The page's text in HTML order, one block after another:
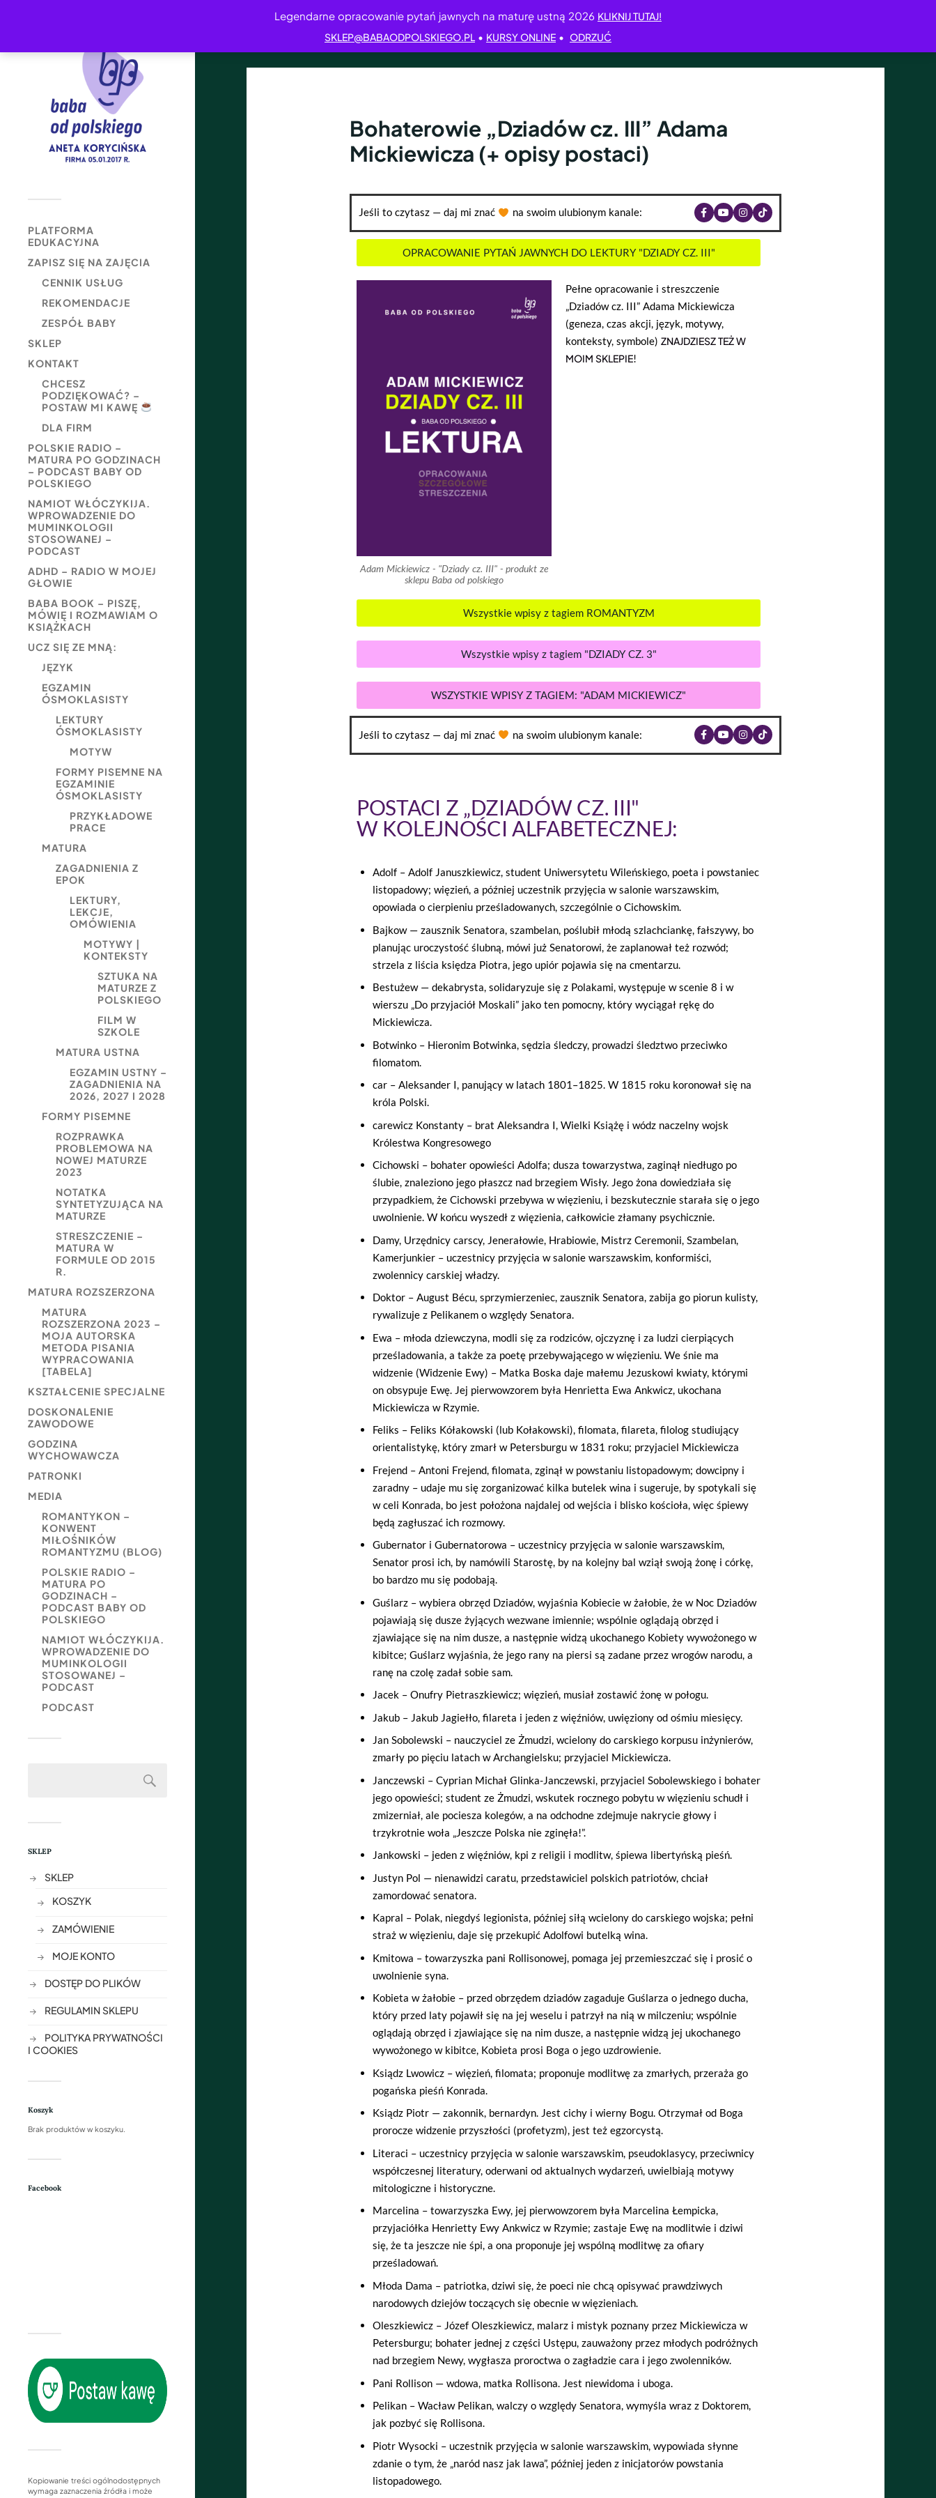
Legendarne opracowanie pytań jawnych na maturę ustną 2026 KLIKNIJ TUTAJ!
SKLEP@BABAODPOLSKIEGO.PL • KURSY ONLINE • ODRZUĆ
PLATFORMA
EDUKACYJNA
ZAPISZ SIĘ NA ZAJĘCIA
CENNIK USŁUG
REKOMENDACJE
ZESPÓŁ BABY
SKLEP
KONTAKT
CHCESZ
PODZIĘKOWAĆ? –
POSTAW MI KAWĘ
DLA FIRM
POLSKIE RADIO –
MATURA PO GODZINACH
– PODCAST BABY OD
POLSKIEGO
NAMIOT WŁÓCZYKIJA.
WPROWADZENIE DO
MUMINKOLOGII
STOSOWANEJ –
PODCAST
ADHD – RADIO W MOJEJ
GŁOWIE
BABA BOOK – PISZĘ,
MÓWIĘ I ROZMAWIAM O
KSIĄŻKACH
UCZ SIĘ ZE MNĄ:
JĘZYK
EGZAMIN
ÓSMOKLASISTY
LEKTURY
ÓSMOKLASISTY
MOTYW
FORMY PISEMNE NA
EGZAMINIE
ÓSMOKLASISTY
PRZYKŁADOWE
PRACE
MATURA
ZAGADNIENIA Z
EPOK
LEKTURY,
LEKCJE,
OMÓWIENIA
MOTYWY |
KONTEKSTY
SZTUKA NA
MATURZE Z
POLSKIEGO
FILM W
SZKOLE
MATURA USTNA
EGZAMIN USTNY –
ZAGADNIENIA NA
2026, 2027 I 2028
FORMY PISEMNE
ROZPRAWKA
PROBLEMOWA NA
NOWEJ MATURZE
2023
NOTATKA
SYNTETYZUJĄCA NA
MATURZE
STRESZCZENIE –
MATURA W
FORMULE OD 2015
R.
MATURA ROZSZERZONA
MATURA
ROZSZERZONA 2023 –
MOJA AUTORSKA
METODA PISANIA
WYPRACOWANIA
[TABELA]
KSZTAŁCENIE SPECJALNE
DOSKONALENIE
ZAWODOWE
GODZINA
WYCHOWAWCZA
PATRONKI
MEDIA
ROMANTYKON –
KONWENT
MIŁOŚNIKÓW
ROMANTYZMU (BLOG)
POLSKIE RADIO –
MATURA PO
GODZINACH –
PODCAST BABY OD
POLSKIEGO
NAMIOT WŁÓCZYKIJA.
WPROWADZENIE DO
MUMINKOLOGII
STOSOWANEJ –
PODCAST
PODCAST
SKLEP
SKLEP
KOSZYK
ZAMÓWIENIE
MOJE KONTO
DOSTĘP DO PLIKÓW
REGULAMIN SKLEPU
POLITYKA PRYWATNOŚCI
I COOKIES
Koszyk
Brak produktów w koszyku.
Facebook
Kopiowanie treści ogólnodostępnych
wymaga zaznaczenia źródła i może
Bohaterowie „Dziadów cz. III” Adama
Mickiewicza (+ opisy postaci)
Jeśli to czytasz — daj mi znać na swoim ulubionym kanale:
OPRACOWANIE PYTAŃ JAWNYCH DO LEKTURY "DZIADY CZ. III"
Adam Mickiewicz - "Dziady cz. III" - produkt ze
sklepu Baba od polskiego
Pełne opracowanie i streszczenie
„Dziadów cz. III” Adama Mickiewicza
(geneza, czas akcji, język, motywy,
konteksty, symbole) ZNAJDZIESZ TEŻ W
MOIM SKLEPIE!
Wszystkie wpisy z tagiem ROMANTYZM
Wszystkie wpisy z tagiem "DZIADY CZ. 3"
WSZYSTKIE WPISY Z TAGIEM: "ADAM MICKIEWICZ"
Jeśli to czytasz — daj mi znać na swoim ulubionym kanale:
POSTACI Z „DZIADÓW CZ. III"
W KOLEJNOŚCI ALFABETECZNEJ:
Adolf – Adolf Januszkiewicz, student Uniwersytetu Wileńskiego, poeta i powstaniec
listopadowy; więzień, a później uczestnik przyjęcia w salonie warszawskim,
opowiada o cierpieniu prześladowanych, szczególnie o Cichowskim.
Bajkow — zausznik Senatora, szambelan, poślubił młodą szlachciankę, fałszywy, bo
planując uroczystość ślubną, mówi już Senatorowi, że zaplanował też rozwód;
strzela z liścia księdza Piotra, jego upiór pojawia się na cmentarzu.
Bestużew — dekabrysta, solidaryzuje się z Polakami, występuje w scenie 8 i w
wierszu „Do przyjaciół Moskali” jako ten pomocny, który wyciągał rękę do
Mickiewicza.
Botwinko – Hieronim Botwinka, sędzia śledczy, prowadzi śledztwo przeciwko
filomatom.
car – Aleksander I, panujący w latach 1801–1825. W 1815 roku koronował się na
króla Polski.
carewicz Konstanty – brat Aleksandra I, Wielki Książę i wódz naczelny wojsk
Królestwa Kongresowego
Cichowski – bohater opowieści Adolfa; dusza towarzystwa, zaginął niedługo po
ślubie, znaleziono jego płaszcz nad brzegiem Wisły. Jego żona dowiedziała się
przypadkiem, że Cichowski przebywa w więzieniu, i bezskutecznie starała się o jego
uwolnienie. W końcu wyszedł z więzienia, całkowicie złamany psychicznie.
Damy, Urzędnicy carscy, Jenerałowie, Hrabiowie, Mistrz Ceremonii, Szambelan,
Kamerjunkier – uczestnicy przyjęcia w salonie warszawskim, konformiści,
zwolennicy carskiej władzy.
Doktor – August Bécu, sprzymierzeniec, zausznik Senatora, zabija go piorun kulisty,
rywalizuje z Pelikanem o względy Senatora.
Ewa – młoda dziewczyna, modli się za rodziców, ojczyznę i za ludzi cierpiących
prześladowania, a także za poetę przebywającego w więzieniu. We śnie ma
widzenie (Widzenie Ewy) – Matka Boska daje małemu Jezuskowi kwiaty, którymi
on obsypuje Ewę. Jej pierwowzorem była Henrietta Ewa Ankwicz, ukochana
Mickiewicza w Rzymie.
Feliks – Feliks Kółakowski (lub Kołakowski), filomata, filareta, filolog studiujący
orientalistykę, który zmarł w Petersburgu w 1831 roku; przyjaciel Mickiewicza
Frejend – Antoni Frejend, filomata, zginął w powstaniu listopadowym; dowcipny i
zaradny – udaje mu się zorganizować kilka butelek wina i sugeruje, by spotykali się
w celi Konrada, bo jest położona najdalej od wejścia i blisko kościoła, więc śpiewy
będą zagłuszać ich rozmowy.
Gubernator i Gubernatorowa – uczestnicy przyjęcia w salonie warszawskim,
Senator prosi ich, by namówili Starostę, by na kolejny bal wziął swoją żonę i córkę,
bo bardzo mu się podobają.
Guślarz – wybiera obrzęd Dziadów, wyjaśnia Kobiecie w żałobie, że w Noc Dziadów
pojawiają się dusze żyjących wezwane imiennie; wspólnie oglądają obrzęd i
zjawiające się na nim dusze, a następnie widzą ukochanego Kobiety wywożonego w
kibitce; Guślarz wyjaśnia, że jego rany na piersi są zadane przez wrogów narodu, a
ranę na czolę zadał sobie sam.
Jacek – Onufry Pietraszkiewicz; więzień, musiał zostawić żonę w połogu.
Jakub – Jakub Jagiełło, filareta i jeden z więźniów, uwięziony od ośmiu miesięcy.
Jan Sobolewski – nauczyciel ze Żmudzi, wcielony do carskiego korpusu inżynierów,
zmarły po pięciu latach w Archangielsku; przyjaciel Mickiewicza.
Janczewski – Cyprian Michał Glinka-Janczewski, przyjaciel Sobolewskiego i bohater
jego opowieści; student ze Żmudzi, wskutek rocznego pobytu w więzieniu schudł i
zmizerniał, ale pociesza kolegów, a na odchodne zdejmuje nakrycie głowy i
trzykrotnie woła „Jeszcze Polska nie zginęła!”.
Jankowski – jeden z więźniów, kpi z religii i modlitw, śpiewa libertyńską pieśń.
Justyn Pol — nienawidzi caratu, przedstawiciel polskich patriotów, chciał
zamordować senatora.
Kapral – Polak, niegdyś legionista, później siłą wcielony do carskiego wojska; pełni
straż w więzieniu, daje się przekupić Adolfowi butelką wina.
Kmitowa – towarzyszka pani Rollisonowej, pomaga jej przemieszczać się i prosić o
uwolnienie syna.
Kobieta w żałobie – przed obrzędem dziadów zagaduje Guślarza o jednego ducha,
który przed laty pojawił się na jej weselu i patrzył na nią w milczeniu; wspólnie
oglądają obrzęd i zjawiające się na nim dusze, a następnie widzą jej ukochanego
wywożonego w kibitce, Kobieta prosi Boga o jego uzdrowienie.
Ksiądz Lwowicz – więzień, filomata; proponuje modlitwę za zmarłych, przeraża go
pogańska pieśń Konrada.
Ksiądz Piotr — zakonnik, bernardyn. Jest cichy i wierny Bogu. Otrzymał od Boga
prorocze widzenie przyszłości (profetyzm), jest też egzorcystą.
Literaci – uczestnicy przyjęcia w salonie warszawskim, pseudoklasycy, przeciwnicy
współczesnej literatury, oderwani od aktualnych wydarzeń, uwielbiają motywy
mitologiczne i historyczne.
Marcelina – towarzyszka Ewy, jej pierwowzorem była Marcelina Łempicka,
przyjaciółka Henrietty Ewy Ankwicz w Rzymie; zastaje Ewę na modlitwie i dziwi
się, że ta jeszcze nie śpi, a ona proponuje jej wspólną modlitwę za ofiary
prześladowań.
Młoda Dama – patriotka, dziwi się, że poeci nie chcą opisywać prawdziwych
narodowych dziejów toczących się obecnie w więzieniach.
Oleszkiewicz – Józef Oleszkiewicz, malarz i mistyk poznany przez Mickiewicza w
Petersburgu; bohater jednej z części Ustępu, zauważony przez młodych podróżnych
nad brzegiem Newy, wygłasza proroctwa o zagładzie cara i jego zwolenników.
Pani Rollison — wdowa, matka Rollisona. Jest niewidoma i uboga.
Pelikan – Wacław Pelikan, walczy o względy Senatora, wymyśla wraz z Doktorem,
jak pozbyć się Rollisona.
Piotr Wysocki – uczestnik przyjęcia w salonie warszawskim, wypowiada słynne
zdanie o tym, że „naród nasz jak lawa”, później jeden z inicjatorów powstania
listopadowego.